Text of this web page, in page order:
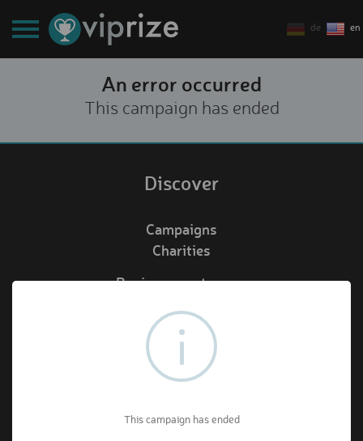
de en
An error occurred
This campaign has ended
Discover
Campaigns
Charities
Business customers
en
This campaign has ended